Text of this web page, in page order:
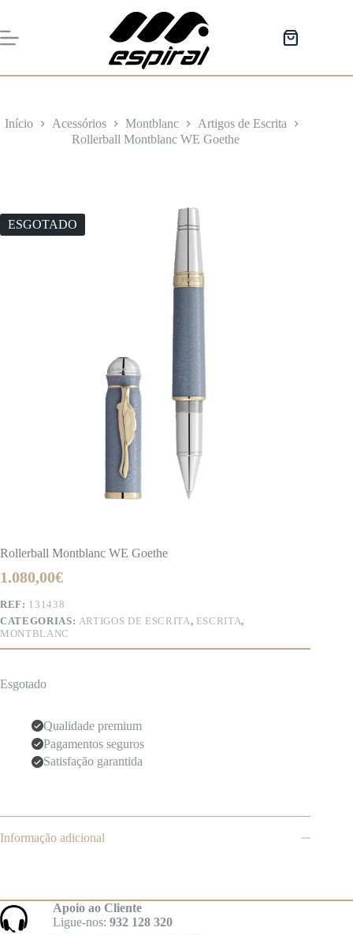
o
conteúdo
Carrinho
Início Acessórios Montblanc
Artigos de Escrita
Rollerball Montblanc WE Goethe
ESGOTADO
Rollerball Montblanc WE Goethe
1.080,00€
REF: 131438
CATEGORIAS: ARTIGOS DE ESCRITA, ESCRITA,
MONTBLANC
Esgotado
Qualidade premium
Pagamentos seguros
Satisfação garantida
Informação adicional
Apoio ao Cliente
Ligue-nos: 932 128 320